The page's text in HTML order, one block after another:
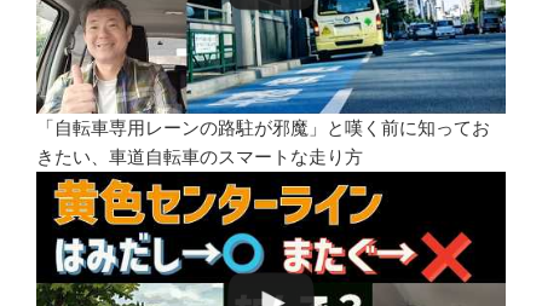
「自転車専用レーンの路駐が邪魔」と嘆く前に知ってお
きたい、車道自転車のスマートな走り方